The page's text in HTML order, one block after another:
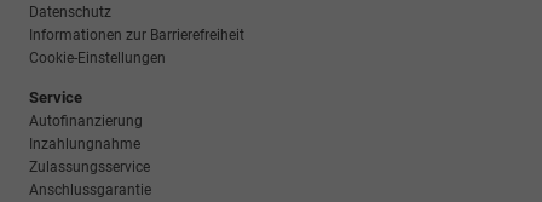
Datenschutz
Informationen zur Barrierefreiheit
Cookie-Einstellungen
Service
Autofinanzierung
Inzahlungnahme
Zulassungsservice
Anschlussgarantie